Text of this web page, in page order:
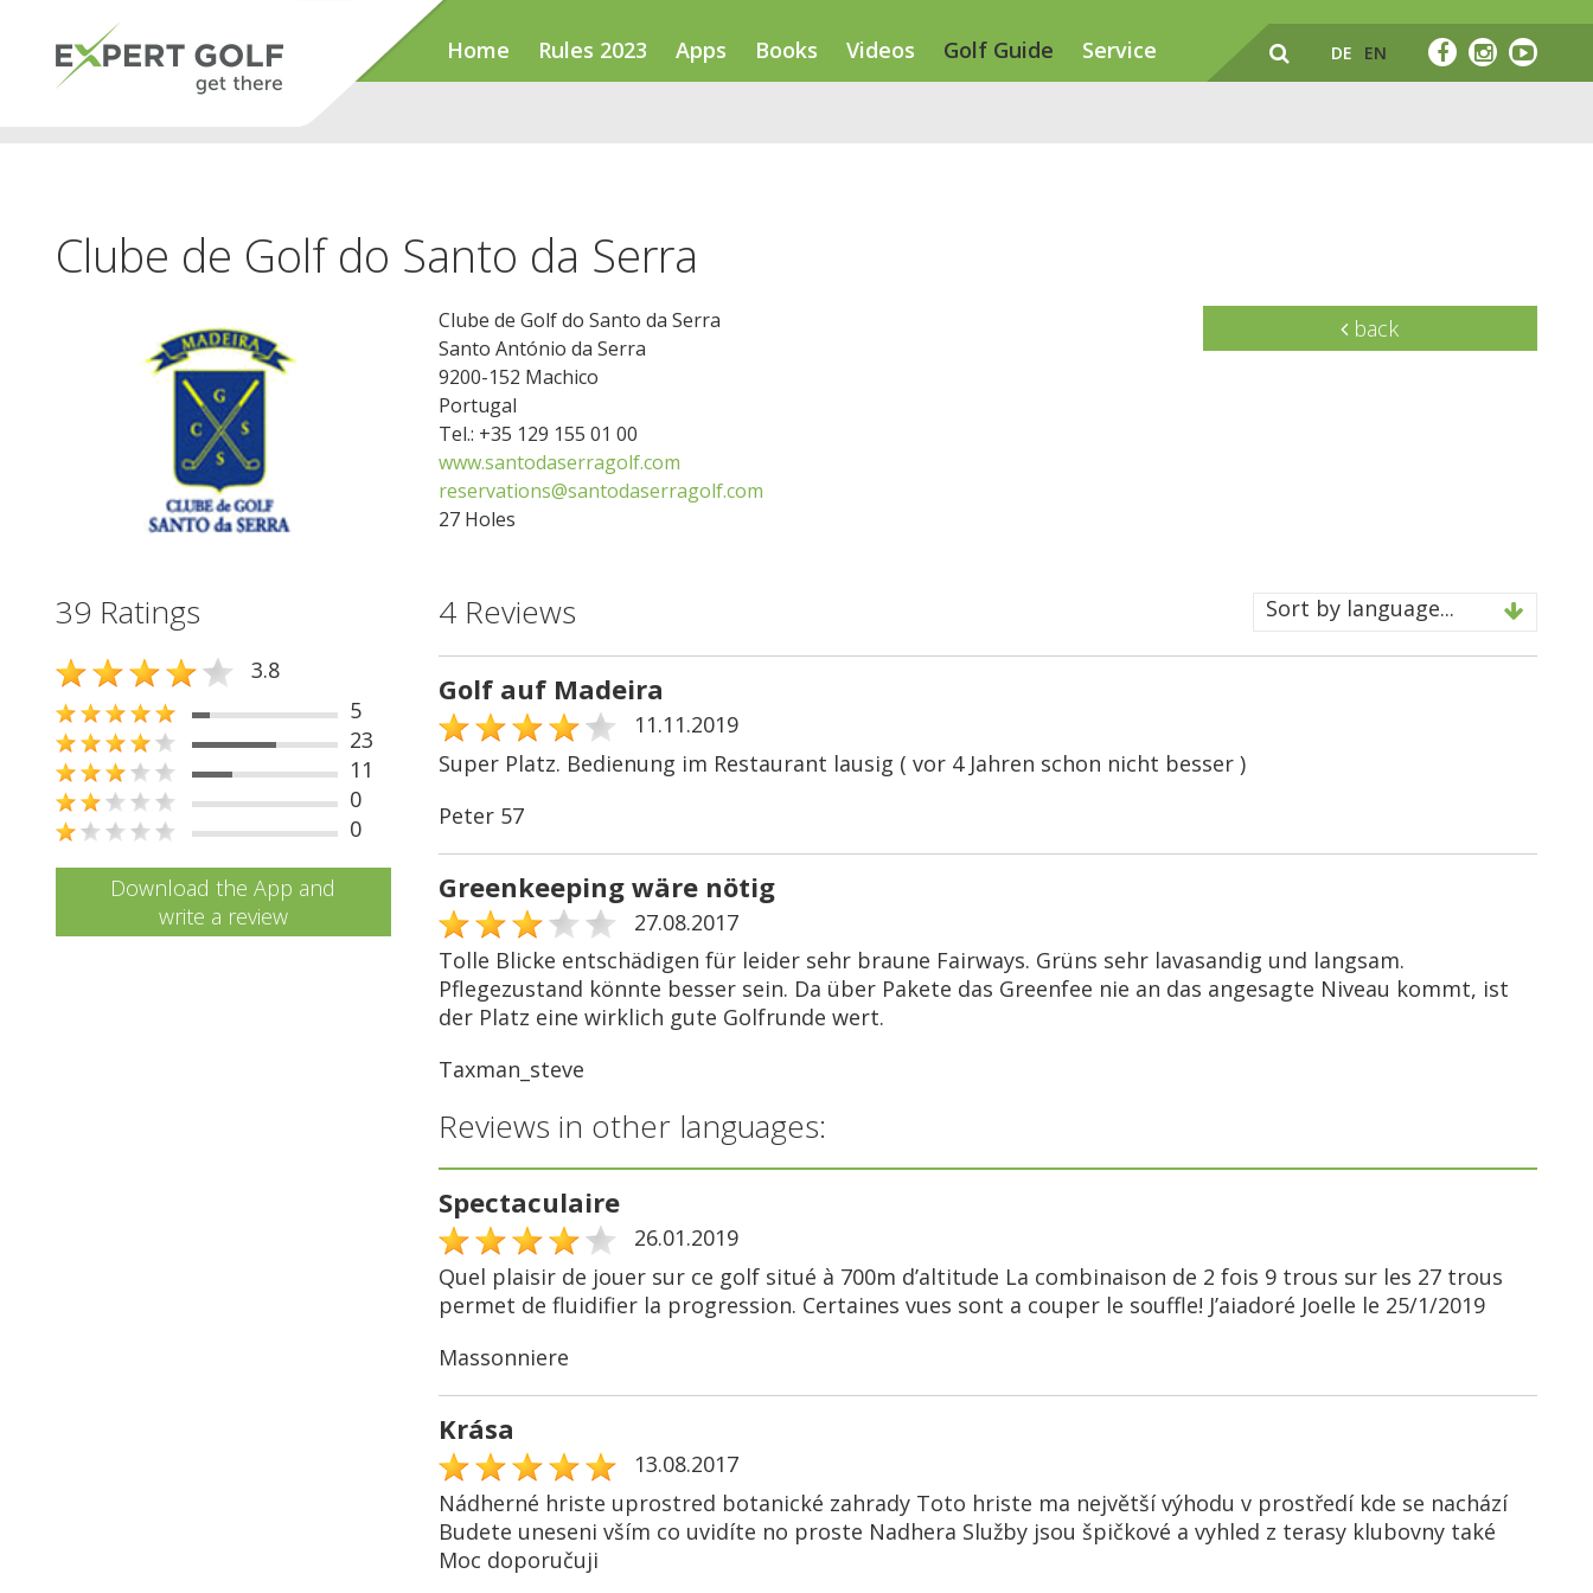
Home Rules 2023 Apps Books Videos Golf Guide Service DE EN
Clube de Golf do Santo da Serra
Clube de Golf do Santo da Serra
Santo António da Serra
9200-152 Machico
Portugal
Tel.: +35 129 155 01 00
www.santodaserragolf.com
reservations@santodaserragolf.com
27 Holes
back
39 Ratings
3.8
5
23
11
0
0
Download the App and
write a review
4 Reviews Sort by language...
Golf auf Madeira
11.11.2019
Super Platz. Bedienung im Restaurant lausig ( vor 4 Jahren schon nicht besser )
Peter 57
Greenkeeping wäre nötig
27.08.2017
Tolle Blicke entschädigen für leider sehr braune Fairways. Grüns sehr lavasandig und langsam.
Pflegezustand könnte besser sein. Da über Pakete das Greenfee nie an das angesagte Niveau kommt, ist
der Platz eine wirklich gute Golfrunde wert.
Taxman_steve
Reviews in other languages:
Spectaculaire
26.01.2019
Quel plaisir de jouer sur ce golf situé à 700m d’altitude La combinaison de 2 fois 9 trous sur les 27 trous
permet de fluidifier la progression. Certaines vues sont a couper le souffle! J’aiadoré Joelle le 25/1/2019
Massonniere
Krása
13.08.2017
Nádherné hriste uprostred botanické zahrady Toto hriste ma největší výhodu v prostředí kde se nachází
Budete uneseni vším co uvidíte no proste Nadhera Služby jsou špičkové a vyhled z terasy klubovny také
Moc doporučuji